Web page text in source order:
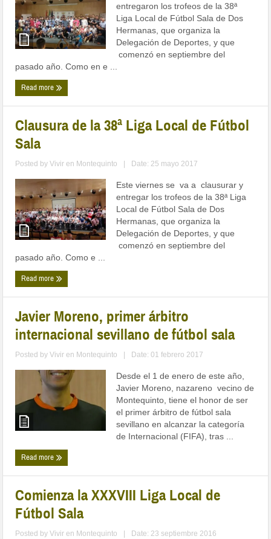
entregaron los trofeos de la 38ª
Liga Local de Fútbol Sala de Dos
Hermanas, que organiza la
Delegación de Deportes, y que
comenzó en septiembre del
pasado año. Como en e ...
Read more
Clausura de la 38ª Liga Local de Fútbol
Sala
Posted byVivir en Montequinto Date: 25 mayo 2017
Este viernes se va a clausurar y
entregar los trofeos de la 38ª Liga
Local de Fútbol Sala de Dos
Hermanas, que organiza la
Delegación de Deportes, y que
comenzó en septiembre del
pasado año. Como e ...
Read more
Javier Moreno, primer árbitro
internacional sevillano de fútbol sala
Posted byVivir en Montequinto Date: 01 febrero 2017
Desde el 1 de enero de este año,
Javier Moreno, nazareno vecino de
Montequinto, tiene el honor de ser
el primer árbitro de fútbol sala
sevillano en alcanzar la categoría
de Internacional (FIFA), tras ...
Read more
Comienza la XXXVIII Liga Local de
Fútbol Sala
Posted byVivir en Montequinto Date: 23 septiembre 2016